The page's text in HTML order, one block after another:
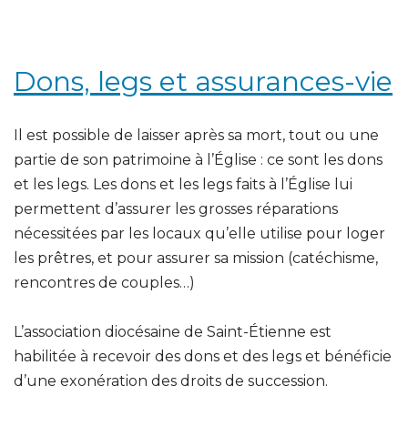
Dons, legs et assurances-vie
Il est possible de laisser après sa mort, tout ou une
partie de son patrimoine à l’Église : ce sont les dons
et les legs. Les dons et les legs faits à l’Église lui
permettent d’assurer les grosses réparations
nécessitées par les locaux qu’elle utilise pour loger
les prêtres, et pour assurer sa mission (catéchisme,
rencontres de couples…)
L’association diocésaine de Saint-Étienne est
habilitée à recevoir des dons et des legs et bénéficie
d’une exonération des droits de succession.